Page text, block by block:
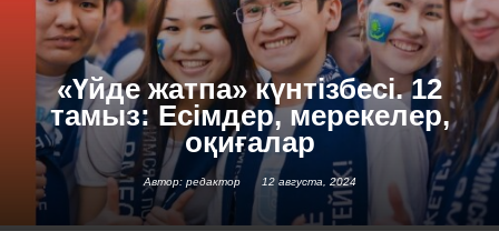
«Үйде жатпа» күнтізбесі. 12
тамыз: Есімдер, мерекелер,
оқиғалар
Автор: редактор 12 августа, 2024